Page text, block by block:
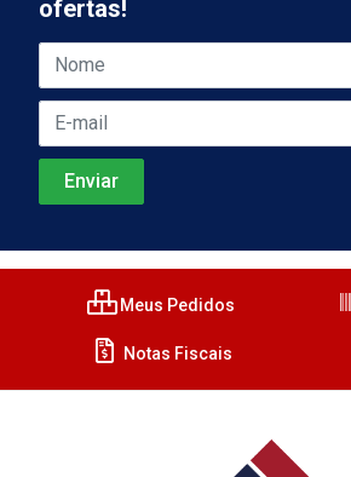
ofertas!
Meus Pedidos
Notas Fiscais